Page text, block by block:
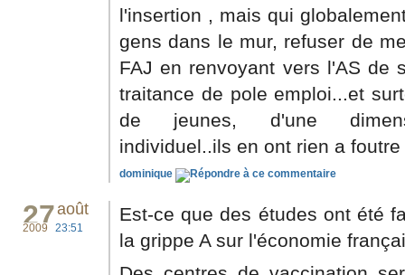
l'insertion , mais qui
gens dans le mur, refuser de
FAJ en renvoyant vers l'AS de
traitance de pole emploi...et
de jeunes, d'une
individuel..ils en ont rien a
dominique
27août
2009 23:51
Est-ce que des études ont été
la grippe A sur l'économie